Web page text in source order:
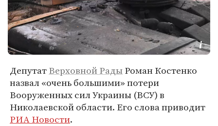
ДепутатВерховной РадыРоман Костенко
назвал «очень большими» потери
Вооруженных сил Украины (ВСУ) в
Николаевской области. Его слова приводит
РИА Новости.